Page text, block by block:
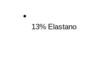
13% Elastano